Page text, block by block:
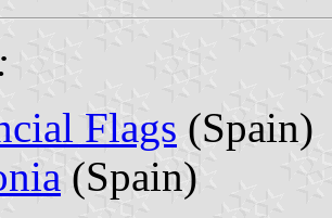
Flags (Spain)
(Spain)